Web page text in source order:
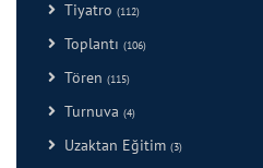
Tiyatro (112)
Toplantı (106)
Tören (115)
Turnuva (4)
Uzaktan Eğitim (3)